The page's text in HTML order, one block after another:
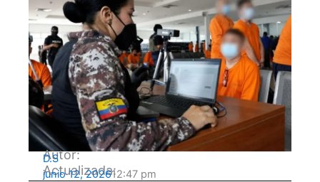
Autor:
D.S
Actualizada:
junio 12, 202612:47 pm